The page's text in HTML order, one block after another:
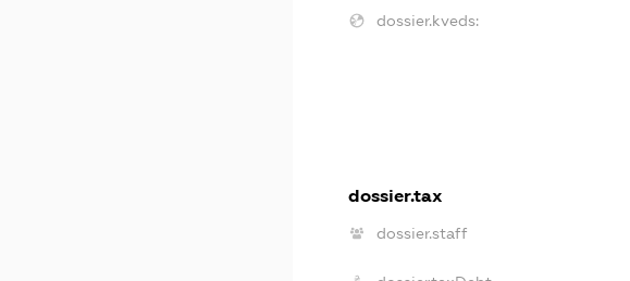
dossier.kveds:
dossier.tax
dossier.staff